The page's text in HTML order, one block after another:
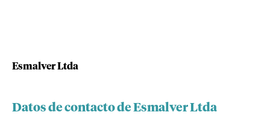
Esmalver Ltda
Datos de contacto de Esmalver Ltda